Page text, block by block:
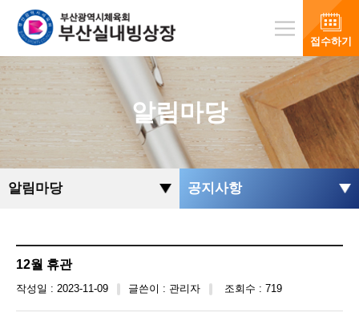
접수하기
알림마당
알림마당 공지사항
12월 휴관
작성일 : 2023-11-09 글쓴이 : 관리자 조회수 : 719